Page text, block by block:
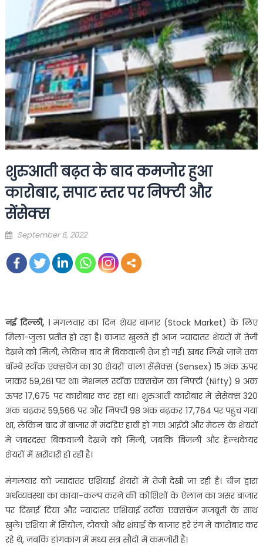
शुरुआती बढ़त के बाद कमजोर हुआ
कारोबार, सपाट स्तर पर निफ्टी और
सेंसेक्स
Posted
September 6, 2022
नई दिल्ली, । मंगलवार का दिन शेयर बाजार (Stock Market) के लिए
मिला-जुला प्रतीत हो रहा है। बाजार खुलते ही आज ज्यादातर शेयरों में तेजी
देखने को मिली, लेकिन बाद में बिकवाली तेज हो गई। खबर लिखे जाने तक
बॉम्बे स्टॉक एक्सचेंज का 30 शेयरों वाला सेंसेक्स (Sensex) 15 अंक ऊपर
जाकर 59,261 पर था। नेशनल स्टॉक एक्सचेंज का निफ्टी (Nifty) 9 अंक
ऊपर 17,675 पर कारोबार कर रहा था। शुरुआती कारोबार में सेंसेक्स 320
अंक चढ़कर 59,566 पर और निफ्टी 98 अंक बढ़कर 17,764 पर पहुंच गया
था, लेकिन बाद में बाजार में मंदड़िए हावी हो गए। आईटी और मेटल के शेयरों
में जबरदस्त बिकवाली देखने को मिली, जबकि बिजली और हेल्थकेयर
शेयरों में खरीदारी हो रही है।
मंगलवार को ज्यादातर एशियाई शेयरों में तेजी देखी जा रही है। चीन द्वारा
अर्थव्यवस्था का काया-कल्प करने की कोशिशों के ऐलान का असर बाजार
पर दिखाई दिया और ज्यादातर एशियाई स्टॉक एक्सचेंज मजबूती के साथ
खुले। एशिया में सियोल, टोक्यो और शंघाई के बाजार हरे रंग में कारोबार कर
रहे थे, जबकि हांगकांग में मध्य सत्र सौदों में कमजोरी है।